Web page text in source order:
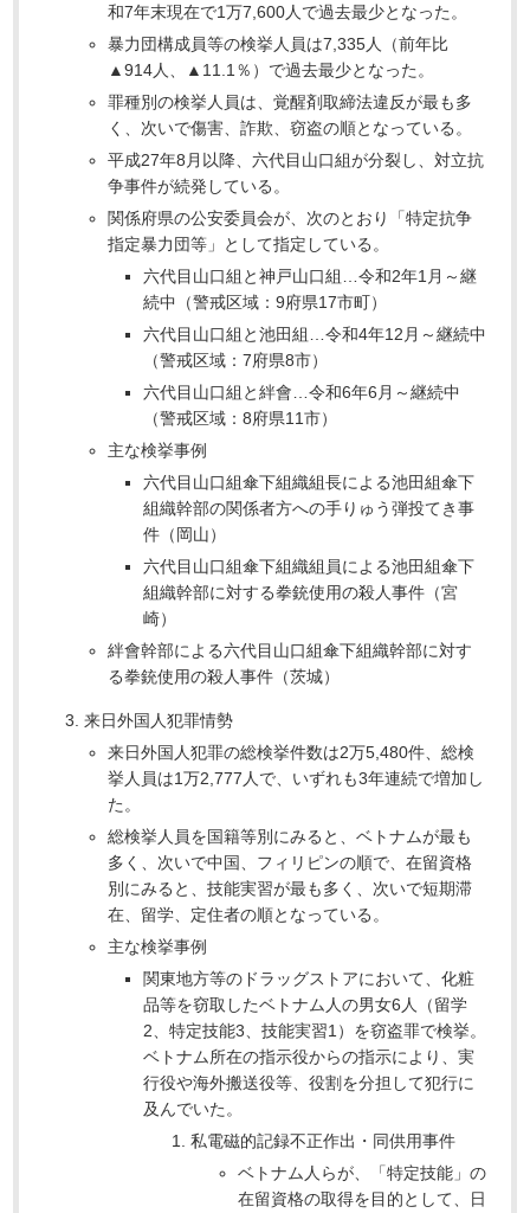
和7年末現在で1万7,600人で過去最少となった。
暴力団構成員等の検挙人員は7,335人（前年比
▲914人、▲11.1％）で過去最少となった。
罪種別の検挙人員は、覚醒剤取締法違反が最も多
く、次いで傷害、詐欺、窃盗の順となっている。
平成27年8月以降、六代目山口組が分裂し、対立抗
争事件が続発している。
関係府県の公安委員会が、次のとおり「特定抗争
指定暴力団等」として指定している。
六代目山口組と神戸山口組…令和2年1月～継
続中（警戒区域：9府県17市町）
六代目山口組と池田組…令和4年12月～継続中
（警戒区域：7府県8市）
六代目山口組と絆會…令和6年6月～継続中
（警戒区域：8府県11市）
主な検挙事例
六代目山口組傘下組織組長による池田組傘下
組織幹部の関係者方への手りゅう弾投てき事
件（岡山）
六代目山口組傘下組織組員による池田組傘下
組織幹部に対する拳銃使用の殺人事件（宮
崎）
絆會幹部による六代目山口組傘下組織幹部に対す
る拳銃使用の殺人事件（茨城）
来日外国人犯罪情勢
来日外国人犯罪の総検挙件数は2万5,480件、総検
挙人員は1万2,777人で、いずれも3年連続で増加し
た。
総検挙人員を国籍等別にみると、ベトナムが最も
多く、次いで中国、フィリピンの順で、在留資格
別にみると、技能実習が最も多く、次いで短期滞
在、留学、定住者の順となっている。
主な検挙事例
関東地方等のドラッグストアにおいて、化粧
品等を窃取したベトナム人の男女6人（留学
2、特定技能3、技能実習1）を窃盗罪で検挙。
ベトナム所在の指示役からの指示により、実
行役や海外搬送役等、役割を分担して犯行に
及んでいた。
私電磁的記録不正作出・同供用事件
ベトナム人らが、「特定技能」の
在留資格の取得を目的として、日